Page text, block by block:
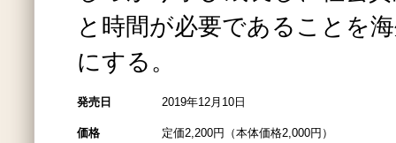
と時間が必要であることを
にする。
発売日 2019年12月10日
価格 定価2,200円（本体価格2,000円）